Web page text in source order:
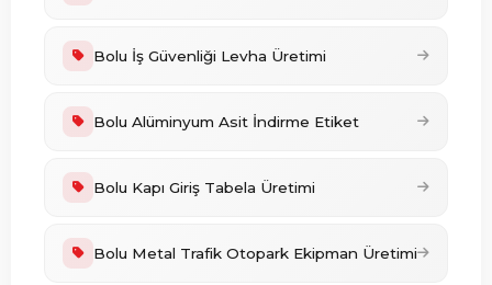
Bolu İş Güvenliği Levha Üretimi
Bolu Alüminyum Asit İndirme Etiket
Bolu Kapı Giriş Tabela Üretimi
Bolu Metal Trafik Otopark Ekipman Üretimi